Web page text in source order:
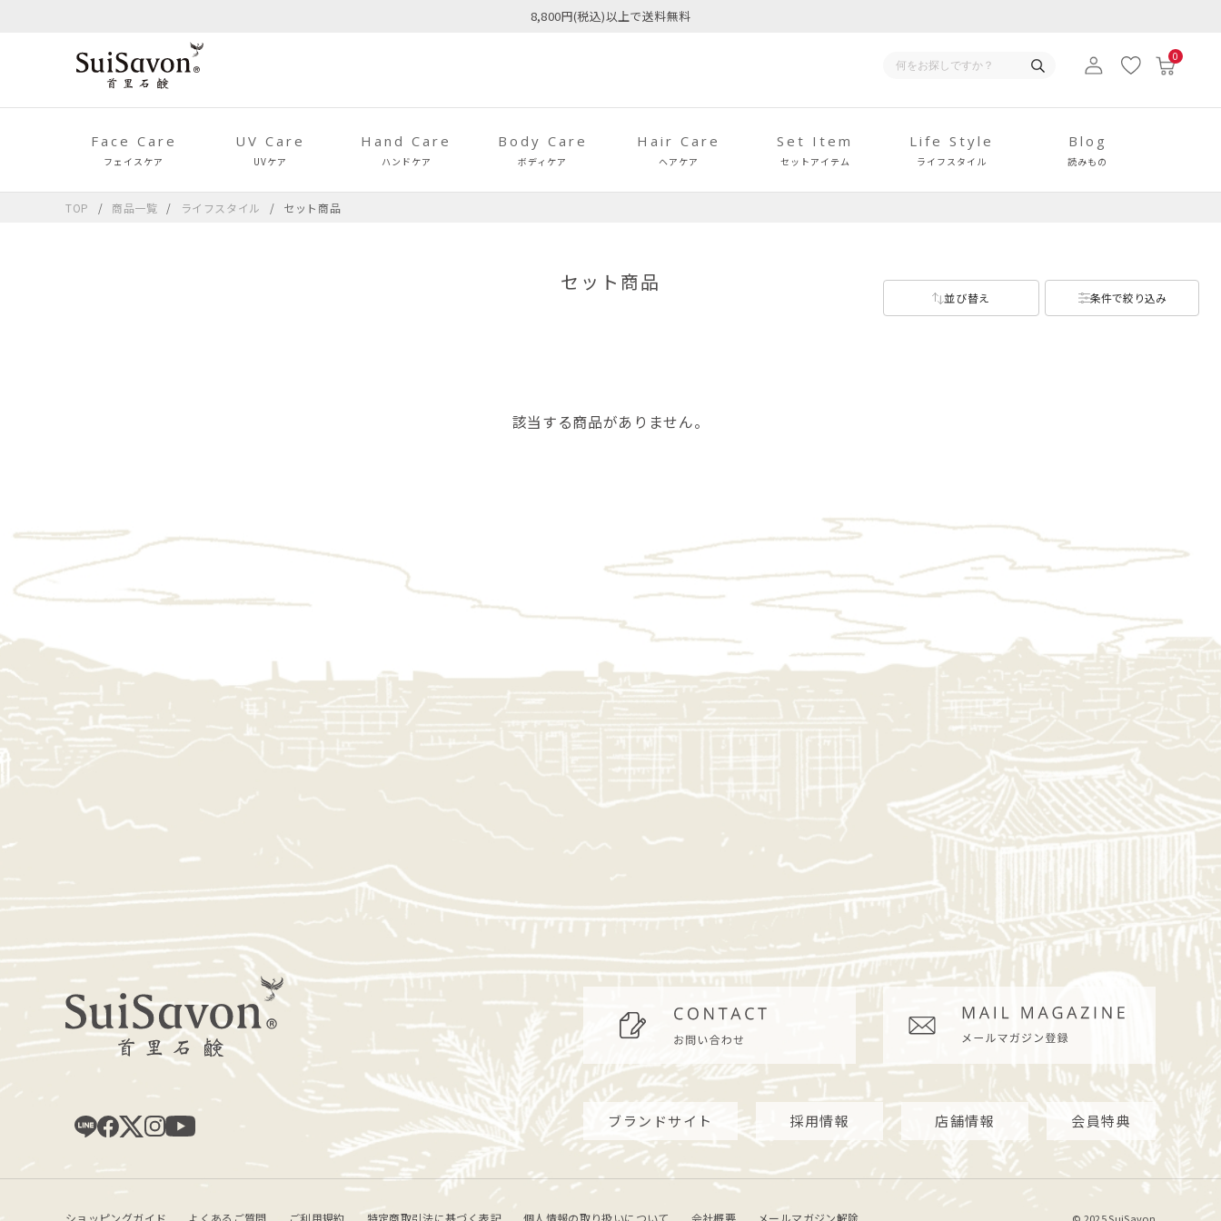
8,800円(税込)以上で送料無料
0
Face Care
フェイスケア
UV Care
UVケア
Hand Care
ハンドケア
Body Care
ボディケア
Hair Care
ヘアケア
Set Item
セットアイテム
Life Style
ライフスタイル
Blog
読みもの
TOP 商品一覧 ライフスタイル セット商品
セット商品
並び替え 条件で絞り込み
該当する商品がありません。
ブランドサイト 採用情報 店舗情報 会員特典
ショッピングガイド よくあるご質問 ご利用規約 特定商取引法に基づく表記 個人情報の取り扱いについて 会社概要 メールマガジン解除 © 2025 SuiSavon